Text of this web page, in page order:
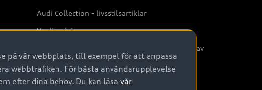
Audi Collection – livsstilsartiklar
Vanliga frågor
2G/3G nätet stängs ned - Hur påverkas min bil av
detta?
på vår webbplats, till exempel för att anpassa
webbtrafiken. För bästa användarupplevelse
efter dina behov. Du kan läsavår